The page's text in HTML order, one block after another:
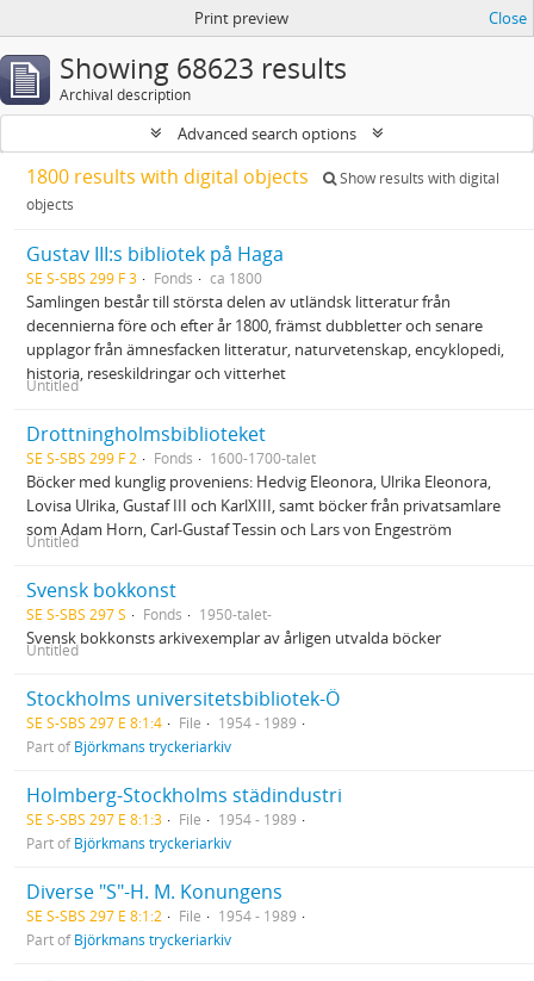
Print preview Close
Showing 68623 results
Archival description
Advanced search options
1800 results with digital objects
Show results with digital
objects
Gustav III:s bibliotek på Haga
SE S-SBS 299 F 3 Fonds ca 1800
Samlingen består till största delen av utländsk litteratur från
decennierna före och efter år 1800, främst dubbletter och senare
upplagor från ämnesfacken litteratur, naturvetenskap, encyklopedi,
historia, reseskildringar och vitterhet
Untitled
Drottningholmsbiblioteket
SE S-SBS 299 F 2 Fonds 1600-1700-talet
Böcker med kunglig proveniens: Hedvig Eleonora, Ulrika Eleonora,
Lovisa Ulrika, Gustaf III och KarlXIII, samt böcker från privatsamlare
som Adam Horn, Carl-Gustaf Tessin och Lars von Engeström
Untitled
Svensk bokkonst
SE S-SBS 297 S Fonds 1950-talet-
Svensk bokkonsts arkivexemplar av årligen utvalda böcker
Untitled
Stockholms universitetsbibliotek-Ö
SE S-SBS 297 E 8:1:4 File
1954 - 1989
Part ofBjörkmans tryckeriarkiv
Holmberg-Stockholms städindustri
SE S-SBS 297 E 8:1:3 File
1954 - 1989
Part ofBjörkmans tryckeriarkiv
Diverse "S"-H. M. Konungens
SE S-SBS 297 E 8:1:2 File
1954 - 1989
Part ofBjörkmans tryckeriarkiv